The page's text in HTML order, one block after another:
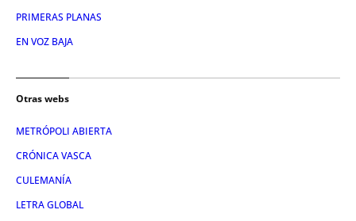
PRIMERAS PLANAS
EN VOZ BAJA
Otras webs
METRÓPOLI ABIERTA
CRÓNICA VASCA
CULEMANÍA
LETRA GLOBAL